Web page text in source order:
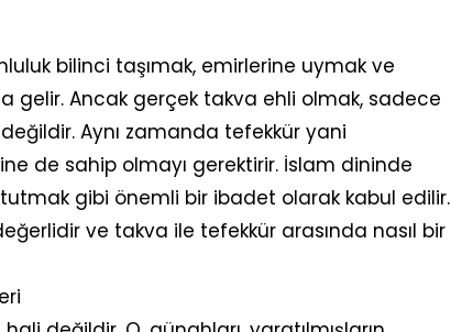
bilinci taşımak, emirlerine uymak ve
gelir. Ancak gerçek takva ehli olmak, sadece
Aynı zamanda tefekkür yani
de sahip olmayı gerektirir. İslam dininde
tutmak gibi önemli bir ibadet olarak kabul edilir.
ve takva ile tefekkür arasında nasıl bir